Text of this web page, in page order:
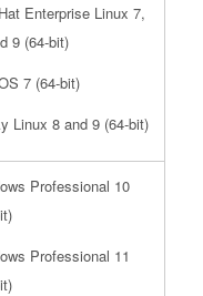
Enterprise Linux 7,
9 (64-bit)
7 (64-bit)
Linux 8 and 9 (64-bit)
Professional 10
Professional 11